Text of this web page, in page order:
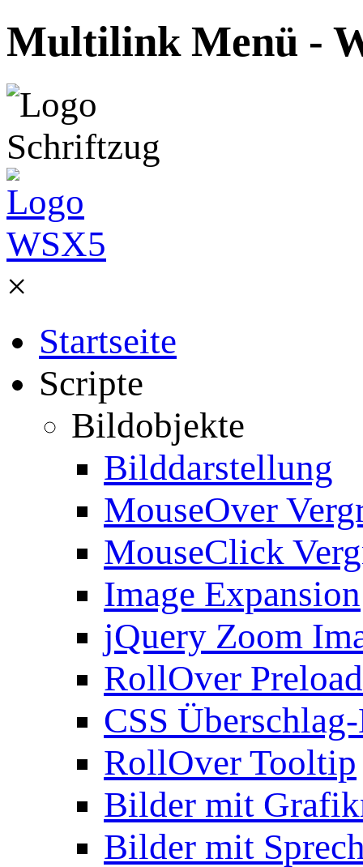
Multilink Menü -
×
Startseite
Scripte
Bildobjekte
Bilddarstellung
MouseOver
MouseClick
Image Expansion
jQuery Zoom
RollOver Preload
CSS
RollOver Tooltip
Bilder mit
Bilder mit